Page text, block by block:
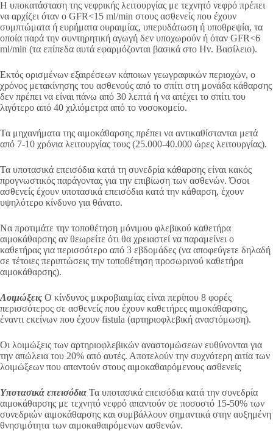
Η υποκατάσταση της νεφρικής λειτουργίας με τεχνητό νεφρό πρέπει
να αρχίζει όταν ο GFR<15 ml/min στους ασθενείς που έχουν
συμπτώματα ή ευρήματα ουραιμίας, υπερυδάτωση ή υποθρεψία, τα
οποία παρά την συντηρητική αγωγή δεν υποχωρούν ή όταν GFR<6
ml/min (τα επίπεδα αυτά εφαρμόζονται βασικά στο Ην. Βασίλειο).
Εκτός ορισμένων εξαιρέσεων κάποιων γεωγραφικών περιοχών, ο
χρόνος μετακίνησης του ασθενούς από το σπίτι στη μονάδα κάθαρσης
δεν πρέπει να είναι πάνω από 30 λεπτά ή να απέχει το σπίτι του
λιγότερο από 40 χιλιόμετρα από το νοσοκομείο.
Τα μηχανήματα της αιμοκάθαρσης πρέπει να αντικαθίστανται μετά
από 7-10 χρόνια λειτουργίας τους (25.000-40.000 ώρες λειτουργίας).
Τα υποτασικά επεισόδια κατά τη συνεδρία κάθαρσης είναι κακός
προγνωστικός παράγοντας για την επιβίωση των ασθενών. Όσοι
ασθενείς έχουν υποτασικά επεισόδια κατά την κάθαρση, έχουν
υψηλότερο κίνδυνο για θάνατο.
Να προτιμάτε την τοποθέτηση μόνιμου φλεβικού καθετήρα
αιμοκάθαρσης αν θεωρείτε ότι θα χρειαστεί να παραμείνει ο
καθετήρας για περισσότερο από 3 εβδομάδες (να αποφεύγετε δηλαδή
σε τέτοιες περιπτώσεις την τοποθέτηση προσωρινού καθετήρα
αιμοκάθαρσης).
Λοιμώξεις Ο κίνδυνος μικροβιαιμίας είναι περίπου 8 φορές
περισσότερος σε ασθενείς που έχουν καθετήρες αιμοκάθαρσης,
έναντι εκείνων που έχουν fistula (αρτηριοφλεβική αναστόμωση).
Οι λοιμώξεις των αρτηριοφλεβικών αναστομώσεων ευθύνονται για
την απώλεια του 20% από αυτές. Αποτελούν την συχνότερη αιτία των
λοιμώξεων που απαντούν στους αιμοκαθαιρόμενους ασθενείς
Υποτασικά επεισόδια Τα υποτασικά επεισόδια κατά την συνεδρία
αιμοκάθαρσης με τεχνητό νεφρό απαντούν σε ποσοστό 15-50% των
συνεδριών αιμοκάθαρσης και συμβάλλουν σημαντικά στην αυξημένη
θνησιμότητα των αιμοκαθαιρόμενων ασθενών.